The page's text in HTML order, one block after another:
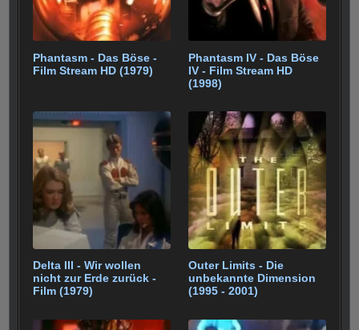
Phantasm - Das Böse -
Film Stream HD (1979)
Phantasm IV - Das Böse
IV - Film Stream HD
(1998)
Delta III - Wir wollen
nicht zur Erde zurück -
Film (1979)
Outer Limits - Die
unbekannte Dimension
(1995 - 2001)